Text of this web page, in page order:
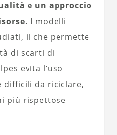
e un approccio
I modelli
il che permette
di scarti di
evita l’uso
difficili da riciclare,
più rispettose